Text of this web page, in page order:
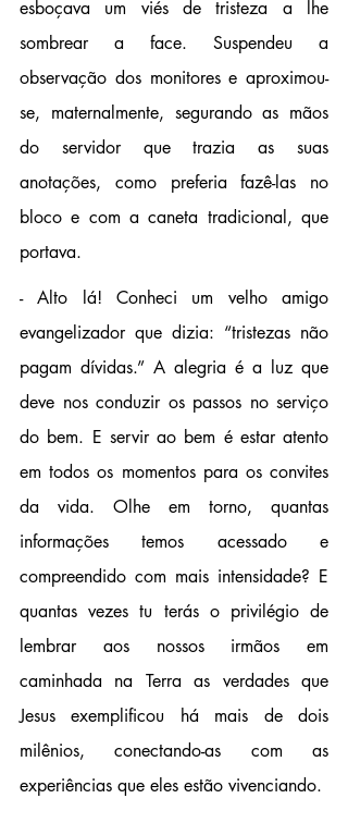
esboçava um viés de tristeza a lhe
sombrear a face. Suspendeu a
observação dos monitores e aproximou-
se, maternalmente, segurando as mãos
do servidor que trazia as suas
anotações, como preferia fazê-las no
bloco e com a caneta tradicional, que
portava.
- Alto lá! Conheci um velho amigo
evangelizador que dizia: “tristezas não
pagam dívidas.” A alegria é a luz que
deve nos conduzir os passos no serviço
do bem. E servir ao bem é estar atento
em todos os momentos para os convites
da vida. Olhe em torno, quantas
informações temos acessado e
compreendido com mais intensidade? E
quantas vezes tu terás o privilégio de
lembrar aos nossos irmãos em
caminhada na Terra as verdades que
Jesus exemplificou há mais de dois
milênios, conectando-as com as
experiências que eles estão vivenciando.